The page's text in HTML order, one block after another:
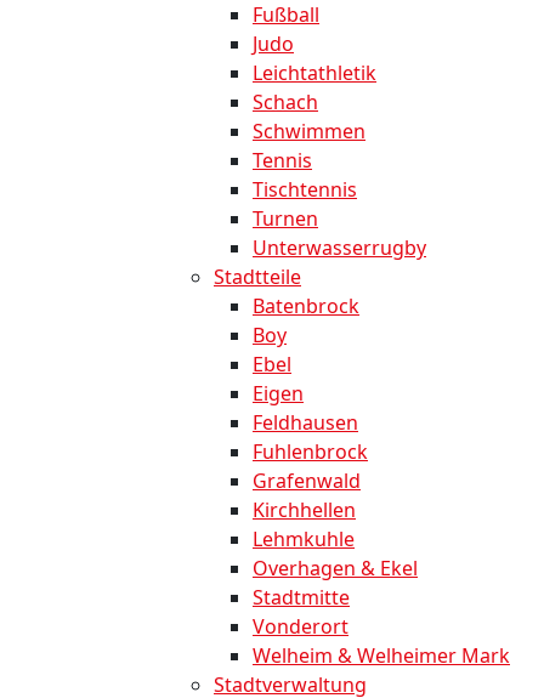
Fußball
Judo
Leichtathletik
Schach
Schwimmen
Tennis
Tischtennis
Turnen
Unterwasserrugby
Stadtteile
Batenbrock
Boy
Ebel
Eigen
Feldhausen
Fuhlenbrock
Grafenwald
Kirchhellen
Lehmkuhle
Overhagen & Ekel
Stadtmitte
Vonderort
Welheim & Welheimer Mark
Stadtverwaltung